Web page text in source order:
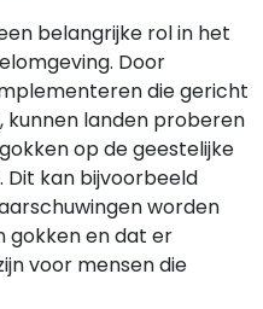
belangrijke rol in het
Door
die gericht
kunnen landen proberen
op de geestelijke
Dit kan bijvoorbeeld
worden
gokken en dat er
voor mensen die